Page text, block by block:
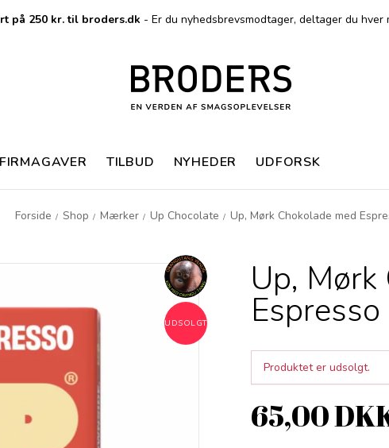
på 250 kr. til broders.dk - Er du nyhedsbrevsmodtager, deltager du
FIRMAGAVER TILBUD NYHEDER UDFORSK
Forside / Shop / Mærker / Up Chocolate / Up, Mørk Chokolade med
UDSOLGT
Up, Mørk
Espresso
Produktet er udsolgt.
65,00